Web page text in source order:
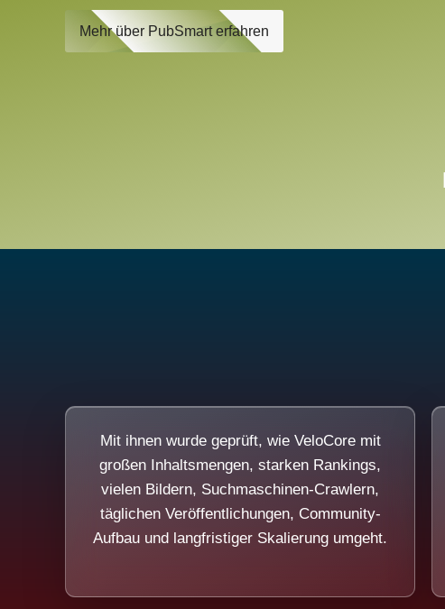
Mehr über PubSmart erfahren
Mit ihnen wurde geprüft, wie VeloCore mit
großen Inhaltsmengen, starken Rankings,
vielen Bildern, Suchmaschinen-Crawlern,
täglichen Veröffentlichungen, Community-
Aufbau und langfristiger Skalierung umgeht.